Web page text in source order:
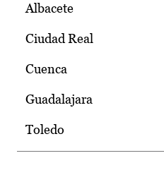
Albacete
Ciudad Real
Cuenca
Guadalajara
Toledo